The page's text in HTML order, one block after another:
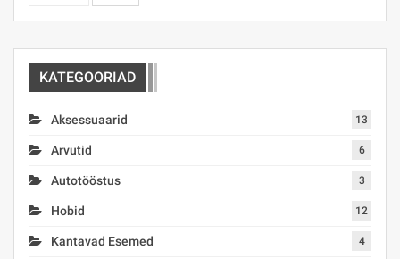
KATEGOORIAD
Aksessuaarid 13
Arvutid 6
Autotööstus 3
Hobid 12
Kantavad Esemed 4